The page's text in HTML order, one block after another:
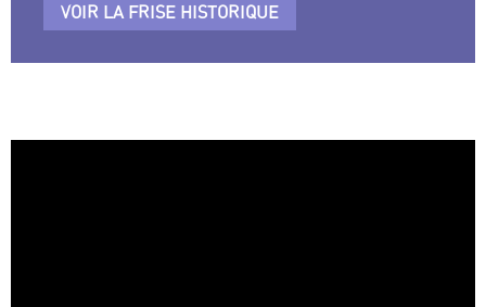
VOIR LA FRISE HISTORIQUE